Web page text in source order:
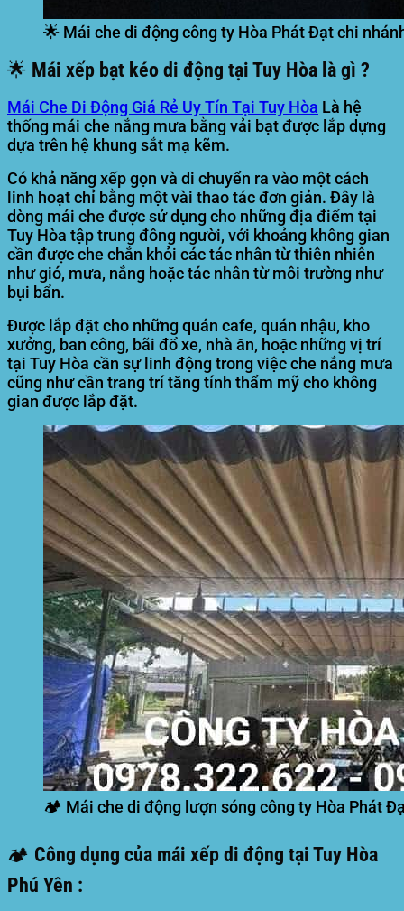
🌟 Mái che di động công ty Hòa Phát Đạt chi
🌟 Mái xếp bạt kéo di động tại Tuy Hòa là gì ?
Mái Che Di Động Giá Rẻ Uy Tín Tại Tuy Hòa Là hệ
thống mái che nắng mưa bằng vải bạt được lắp dựng
dựa trên hệ khung sắt mạ kẽm.
Có khả năng xếp gọn và di chuyển ra vào một cách
linh hoạt chỉ bằng một vài thao tác đơn giản. Đây là
dòng mái che được sử dụng cho những địa điểm tại
Tuy Hòa tập trung đông người, với khoảng không gian
cần được che chắn khỏi các tác nhân từ thiên nhiên
như gió, mưa, nắng hoặc tác nhân từ môi trường như
bụi bẩn.
Được lắp đặt cho những quán cafe, quán nhậu, kho
xưởng, ban công, bãi đổ xe, nhà ăn, hoặc những vị trí
tại Tuy Hòa cần sự linh động trong việc che nắng mưa
cũng như cần trang trí tăng tính thẩm mỹ cho không
gian được lắp đặt.
🏕️ Mái che di động lượn sóng công ty Hòa Phát
🏕️ Công dụng của mái xếp di động tại Tuy Hòa
Phú Yên :